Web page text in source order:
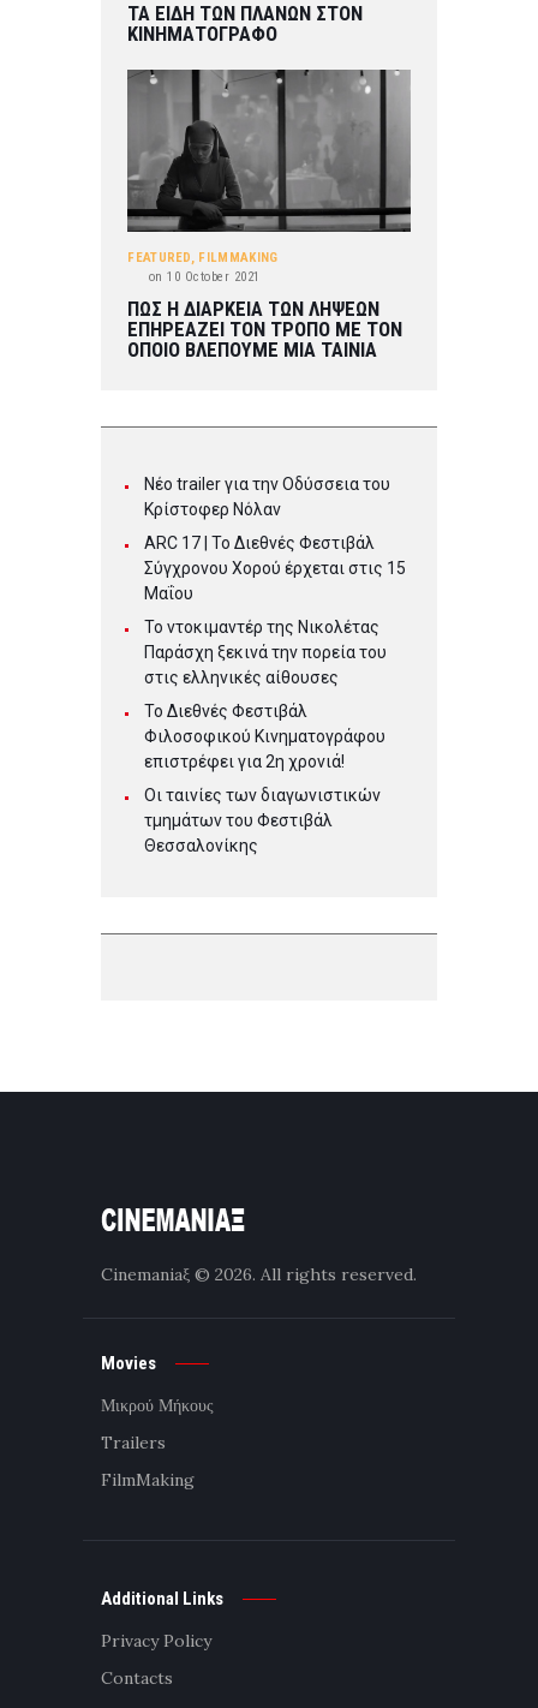
ΤΑ ΕΙΔΗ ΤΩΝ ΠΛΑΝΩΝ ΣΤΟΝ
ΚΙΝΗΜΑΤΟΓΡΑΦΟ
FEATURED, FILMMAKING
on 10 October 2021
ΠΩΣ Η ΔΙΑΡΚΕΙΑ ΤΩΝ ΛΗΨΕΩΝ
ΕΠΗΡΕΑΖΕΙ ΤΟΝ ΤΡΟΠΟ ΜΕ ΤΟΝ
ΟΠΟΙΟ ΒΛΕΠΟΥΜΕ ΜΙΑ ΤΑΙΝΙΑ
Νέο trailer για την Οδύσσεια του
Κρίστοφερ Νόλαν
ARC 17 | To Διεθνές Φεστιβάλ
Σύγχρονου Χορού έρχεται στις 15
Μαΐου
Το ντοκιμαντέρ της Νικολέτας
Παράσχη ξεκινά την πορεία του
στις ελληνικές αίθουσες
Το Διεθνές Φεστιβάλ
Φιλοσοφικού Κινηματογράφου
επιστρέφει για 2η χρονιά!
Οι ταινίες των διαγωνιστικών
τμημάτων του Φεστιβάλ
Θεσσαλονίκης
Cinemaniaξ © 2026. All rights reserved.
Movies
Μικρού Μήκους
Trailers
FilmMaking
Additional Links
Privacy Policy
Contacts